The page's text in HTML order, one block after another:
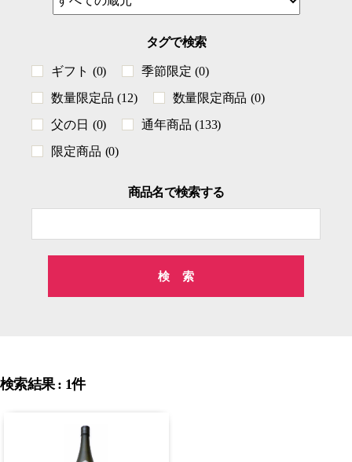
タグで検索
ギフト (0) 季節限定 (0)
数量限定品 (12) 数量限定商品 (0)
父の日 (0) 通年商品 (133)
限定商品 (0)
商品名で検索する
索
検索結果 : 1件